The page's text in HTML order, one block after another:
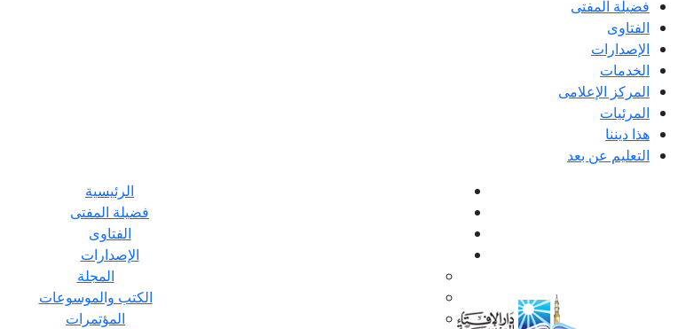
فضيلة المفتى
الفتاوى
الإصدارات
الخدمات
المركز الإعلامى
المرئيات
هذا ديننا
التعليم عن بعد
الرئيسية
فضيلة المفتى
الفتاوى
الإصدارات
المجلة
الكتب والموسوعات
المؤتمرات